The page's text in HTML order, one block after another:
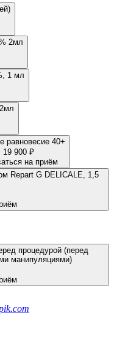
2мл
Введение препарата Repart G Deep 2,4%, 1 мл
равновесие 40+
19 900 ₽
на приём
G DELICALE, 1,5
процедурой (перед
манипуляциями)